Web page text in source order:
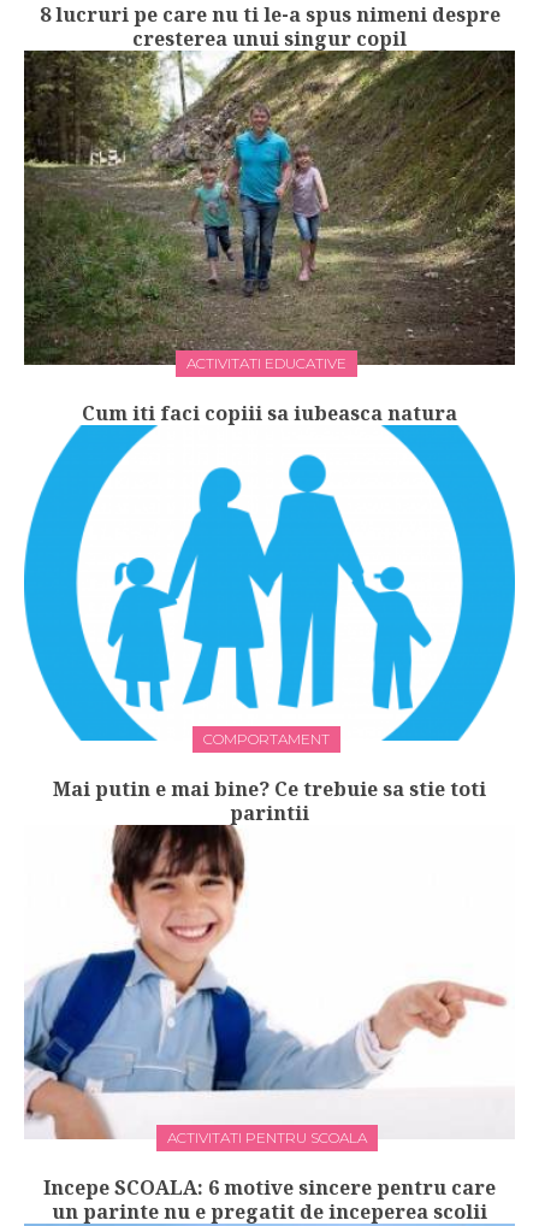
8 lucruri pe care nu ti le-a spus nimeni despre
cresterea unui singur copil
ACTIVITATI EDUCATIVE
Cum iti faci copiii sa iubeasca natura
COMPORTAMENT
Mai putin e mai bine? Ce trebuie sa stie toti
parintii
ACTIVITATI PENTRU SCOALA
Incepe SCOALA: 6 motive sincere pentru care
un parinte nu e pregatit de inceperea scolii